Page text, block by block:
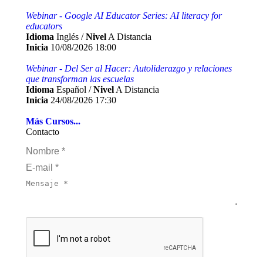
Webinar - Google AI Educator Series: AI literacy for
educators
Idioma Inglés /Nivel A Distancia
Inicia 10/08/2026 18:00
Webinar - Del Ser al Hacer: Autoliderazgo y relaciones
que transforman las escuelas
Idioma Español /Nivel A Distancia
Inicia 24/08/2026 17:30
Más Cursos...
Contacto
Nombre *
E-mail *
Mensaje *